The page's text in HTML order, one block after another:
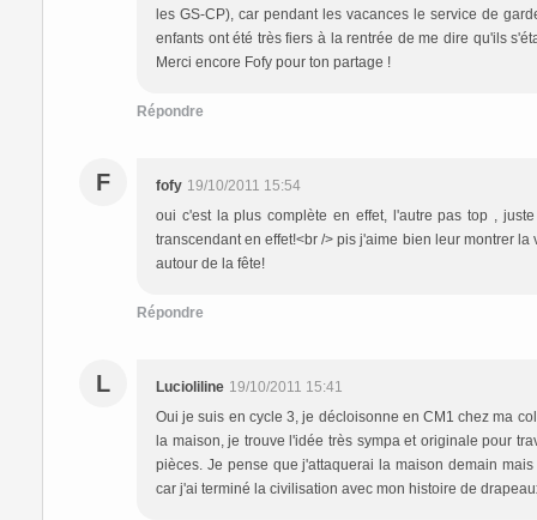
les GS-CP), car pendant les vacances le service de
enfants ont été très fiers à la rentrée de me dire qu'ils
Merci encore Fofy pour ton partage !
Répondre
F fofy 19/10/2011 15:54
oui c'est la plus complète en effet, l'autre pas top ,
transcendant en effet!<br /> pis j'aime bien leur montrer
autour de la fête!
Répondre
L Lucioliline 19/10/2011 15:41
Oui je suis en cycle 3, je décloisonne en CM1 chez ma
la maison, je trouve l'idée très sympa et originale pour
pièces. Je pense que j'attaquerai la maison demain
car j'ai terminé la civilisation avec mon histoire de